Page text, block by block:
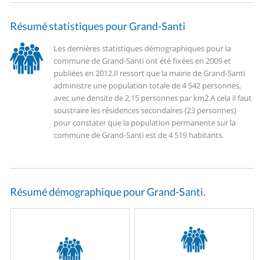
Résumé statistiques pour Grand-Santi
Les dernières statistiques démographiques pour la
commune de Grand-Santi ont été fixées en 2009 et
publiées en 2012.Il ressort que la mairie de Grand-Santi
administre une population totale de 4 542 personnes,
avec une densite de 2,15 personnes par km2.A cela il faut
soustraire les résidences secondaires (23 personnes)
pour constater que la population permanente sur la
commune de Grand-Santi est de 4 519 habitants.
Résumé démographique pour Grand-Santi.